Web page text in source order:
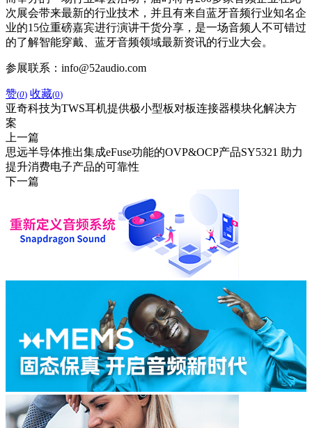
次展会带来最新的行业技术，并且有来自蓝牙音频行业知名企
业的15位重磅嘉宾进行演讲干货分享，是一场音频人不可错过
的了解智能穿戴、蓝牙音频领域最新资讯的行业大会。
参展联系：info@52audio.com
赞(0) 收藏(0)
亚奇科技为TWS耳机提供极小型板对板连接器模块化解决方
案
上一篇
思远半导体推出集成eFuse功能的OVP&OCP产品SY5321 助力
提升消费电子产品的可靠性
下一篇